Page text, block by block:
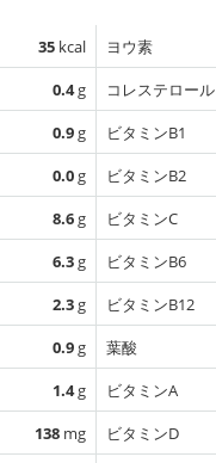
35 kcal
0.4g
0.9g
0.0g
8.6g
6.3g
2.3g
0.9g
1.4g
138 mg
ヨウ素
コレステロール
ビタミンB1
ビタミンB2
ビタミンC
ビタミンB6
ビタミンB12
葉酸
ビタミンA
ビタミンD